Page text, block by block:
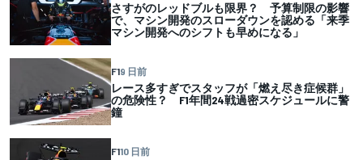
さすがのレッドブルも限界？ 予算制限の影響
で、マシン開発のスローダウンを認める「来季
マシン開発へのシフトも早めになる」
F19 日前
レース多すぎでスタッフが「燃え尽き症候群」
の危険性？ F1年間24戦過密スケジュールに警
鐘
F110 日前